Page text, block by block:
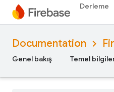
Derleme
Documentation
Genel bakış Temel